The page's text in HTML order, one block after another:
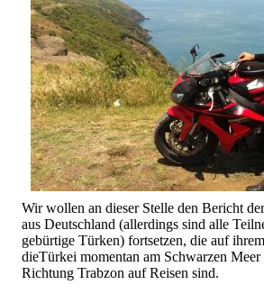
Wir wollen an dieser Stelle den Bericht
aus Deutschland (allerdings sind alle
gebürtige Türken) fortsetzen, die auf
dieTürkei momentan am Schwarzen Meer
Richtung Trabzon auf Reisen sind.